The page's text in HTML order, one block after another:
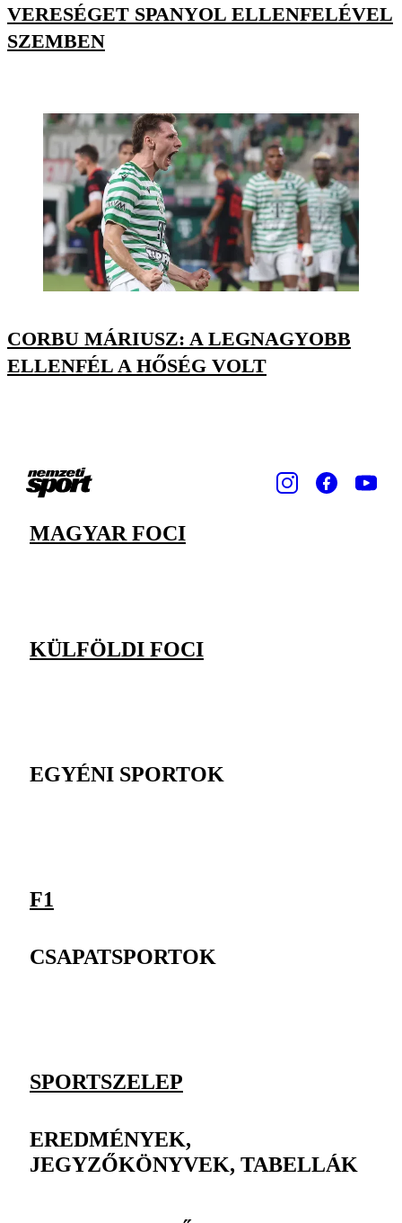
VERESÉGET SPANYOL ELLENFELÉVEL
SZEMBEN
CORBU MÁRIUSZ: A LEGNAGYOBB
ELLENFÉL A HŐSÉG VOLT
MAGYAR FOCI
KÜLFÖLDI FOCI
EGYÉNI SPORTOK
F1
CSAPATSPORTOK
SPORTSZELEP
EREDMÉNYEK,
JEGYZŐKÖNYVEK, TABELLÁK